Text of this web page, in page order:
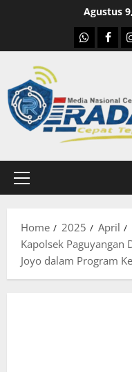
Agustus
WhatsApp
Primary
Home 2025 April
Kapolsek Paguyangan
Joyo dalam Program